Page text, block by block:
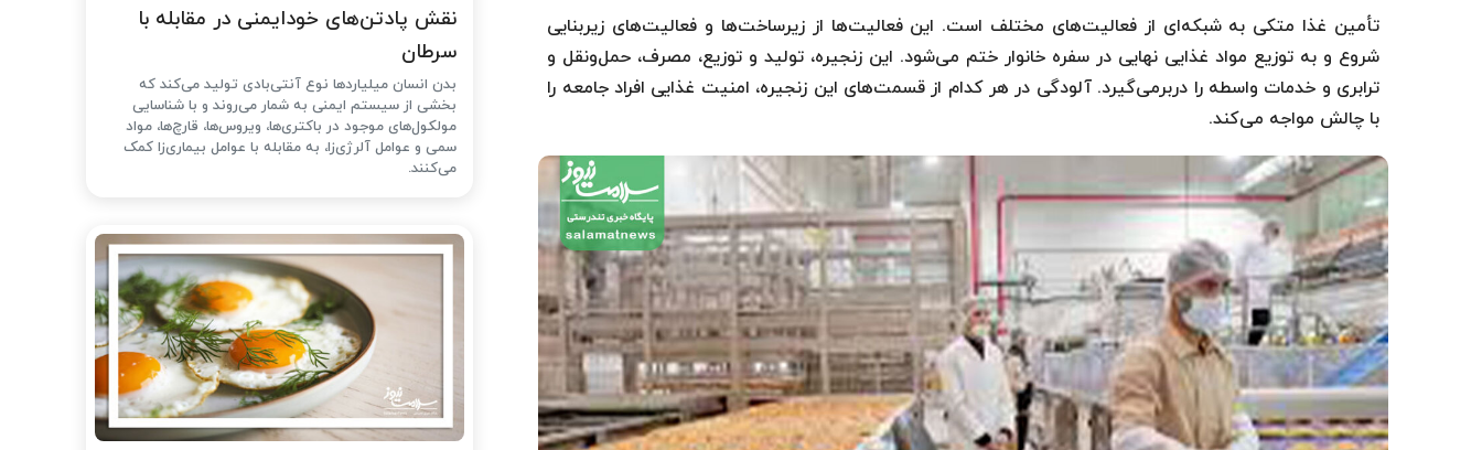
تأمین غذا متکی به شبکه‌ای از فعالیت‌های مختلف است. این فعالیت‌ها از زیرساخت‌ها و فعالیت‌های زیربنایی
شروع و به توزیع مواد غذایی نهایی در سفره خانوار ختم می‌شود. این زنجیره، تولید و توزیع، مصرف، حمل‌ونقل و
ترابری و خدمات واسطه را دربرمی‌گیرد. آلودگی در هر کدام از قسمت‌های این زنجیره، امنیت غذایی افراد جامعه را
با چالش مواجه می‌کند.
نقش پادتن‌های خودایمنی در مقابله با
سرطان
بدن انسان میلیاردها نوع آنتی‌بادی تولید می‌کند که
بخشی از سیستم ایمنی به شمار می‌روند و با شناسایی
مولکول‌های موجود در باکتری‌ها، ویروس‌ها، قارچ‌ها، مواد
سمی و عوامل آلرژی‌زا، به مقابله با عوامل بیماری‌زا کمک
می‌کنند.